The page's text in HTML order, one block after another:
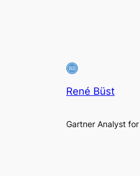
René Büst
Gartner Analyst